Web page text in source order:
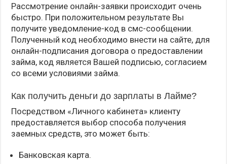
Рассмотрение онлайн-заявки происходит очень
быстро. При положительном результате Вы
получите уведомление-код в смс-сообщении.
Полученный код необходимо внести на сайте, для
онлайн-подписания договора о предоставлении
займа, код является Вашей подписью, согласием
со всеми условиями займа.
Как получить деньги до зарплаты в Лайме?
Посредством «Личного кабинета» клиенту
предоставляется выбор способа получения
заемных средств, это может быть:
Банковская карта.